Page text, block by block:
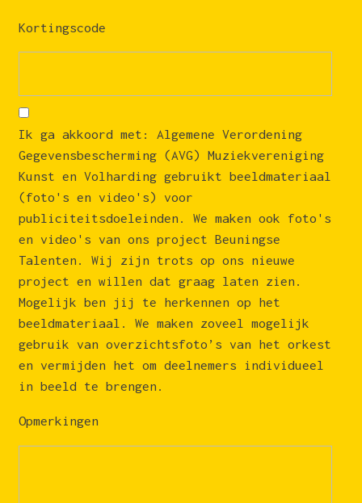
Kortingscode
Ik ga akkoord met: Algemene Verordening
Gegevensbescherming (AVG) Muziekvereniging
Kunst en Volharding gebruikt beeldmateriaal
(foto's en video's) voor
publiciteitsdoeleinden. We maken ook foto's
en video's van ons project Beuningse
Talenten. Wij zijn trots op ons nieuwe
project en willen dat graag laten zien.
Mogelijk ben jij te herkennen op het
beeldmateriaal. We maken zoveel mogelijk
gebruik van overzichtsfoto’s van het orkest
en vermijden het om deelnemers individueel
in beeld te brengen.
Opmerkingen